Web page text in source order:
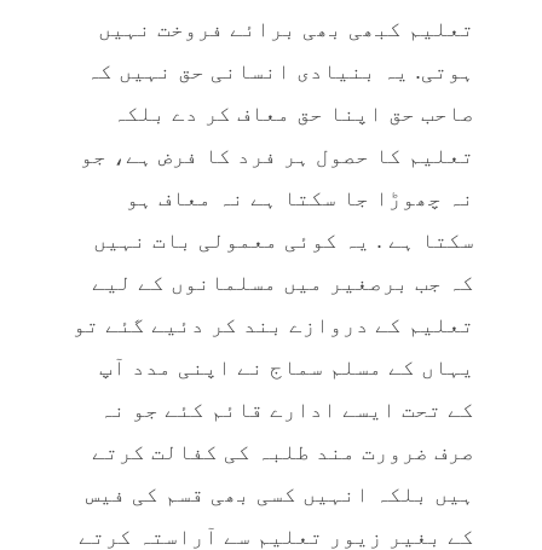
تعلیم کبھی بھی برائے فروخت نہیں
ہوتی. یہ بنیادی انسانی حق نہیں کہ
صاحب حق اپنا حق معاف کر دے بلکہ
تعلیم کا حصول ہر فرد کا فرض ہے، جو
نہ چھوڑا جا سکتا ہے نہ معاف ہو
سکتا ہے . یہ کوئی معمولی بات نہیں
کہ جب برصغیر میں مسلمانوں کے لیے
تعلیم کے دروازے بند کر دئیے گئے تو
یہاں کے مسلم سماج نے اپنی مدد آپ
کے تحت ایسے ادارے قائم کئے جو نہ
صرف ضرورت مند طلبہ کی کفالت کرتے
ہیں بلکہ انہیں کسی بھی قسم کی فیس
کے بغیر زیور تعلیم سے آراستہ کرتے